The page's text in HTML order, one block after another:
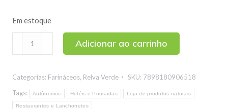
Em estoque
quantidade
Adicionar ao carrinho
Categorias: Farináceos, Relva Verde SKU: 7898180906518
Tags:
Autônomos Hotéis e Pousadas Loja de produtos naturais
Restaurantes e Lanchonetes